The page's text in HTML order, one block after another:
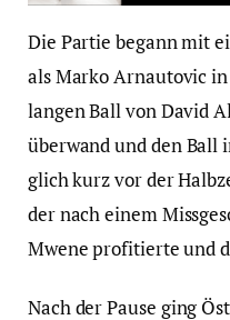
Die Partie begann mit
als Marko Arnautovic
langen Ball von David
überwand und den Ball
glich kurz vor der
der nach einem
Mwene profitierte und
Nach der Pause ging